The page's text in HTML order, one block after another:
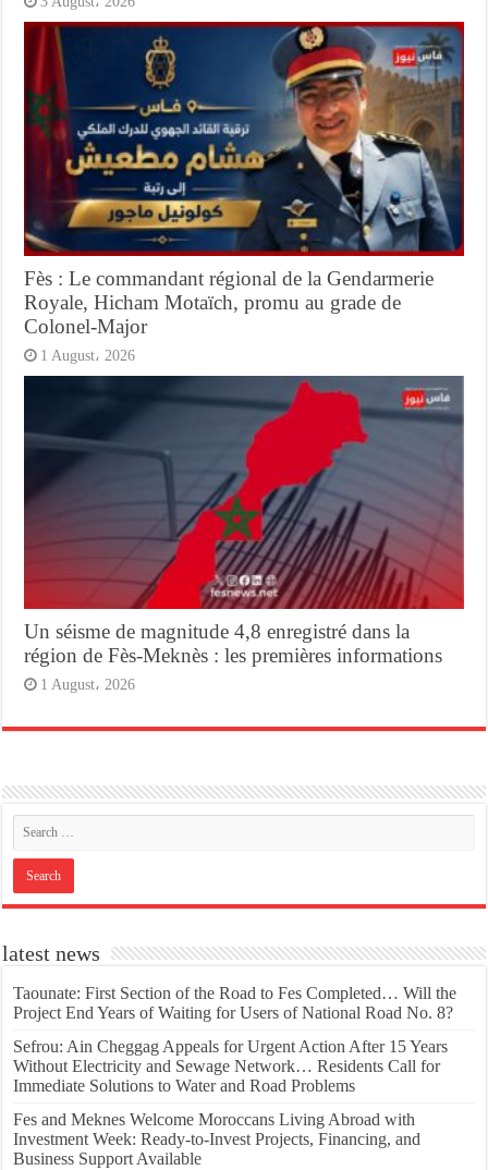
Fès : Le commandant régional de la Gendarmerie
Royale, Hicham Motaïch, promu au grade de
Colonel-Major
1 August، 2026
Un séisme de magnitude 4,8 enregistré dans la
région de Fès-Meknès : les premières informations
1 August، 2026
latest news
Taounate: First Section of the Road to Fes Completed… Will the
Project End Years of Waiting for Users of National Road No. 8?
Sefrou: Ain Cheggag Appeals for Urgent Action After 15 Years
Without Electricity and Sewage Network… Residents Call for
Immediate Solutions to Water and Road Problems
Fes and Meknes Welcome Moroccans Living Abroad with
Investment Week: Ready-to-Invest Projects, Financing, and
Business Support Available